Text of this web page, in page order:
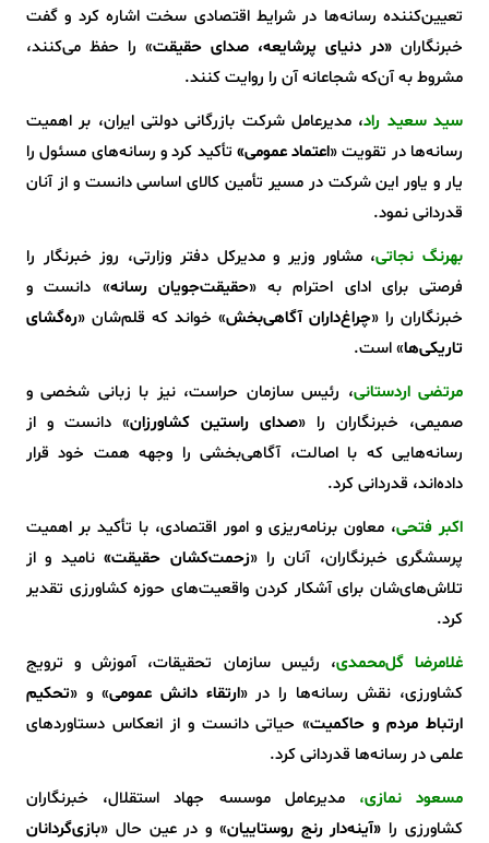
تعیین‌کننده رسانه‌ها در شرایط اقتصادی سخت اشاره کرد و گفت
خبرنگاران «در دنیای پرشایعه، صدای حقیقت» را حفظ می‌کنند،
مشروط به آن‌که شجاعانه آن را روایت کنند.
سید سعید راد، مدیرعامل شرکت بازرگانی دولتی ایران، بر اهمیت
رسانه‌ها در تقویت «اعتماد عمومی» تأکید کرد و رسانه‌های مسئول را
یار و یاور این شرکت در مسیر تأمین کالای اساسی دانست و از آنان
قدردانی نمود.
بهرنگ نجاتی، مشاور وزیر و مدیرکل دفتر وزارتی، روز خبرنگار را
فرصتی برای ادای احترام به «حقیقت‌جویان رسانه» دانست و
خبرنگاران را «چراغ‌داران آگاهی‌بخش» خواند که قلم‌شان «ره‌گشای
تاریکی‌ها» است.
مرتضی اردستانی، رئیس سازمان حراست، نیز با زبانی شخصی و
صمیمی، خبرنگاران را «صدای راستین کشاورزان» دانست و از
رسانه‌هایی که با اصالت، آگاهی‌بخشی را وجهه همت خود قرار
داده‌اند، قدردانی کرد.
اکبر فتحی، معاون برنامه‌ریزی و امور اقتصادی، با تأکید بر اهمیت
پرسشگری خبرنگاران، آنان را «زحمت‌کشان حقیقت»نامید و از
تلاش‌های‌شان برای آشکار کردن واقعیت‌های حوزه کشاورزی تقدیر
کرد.
غلامرضا گل‌محمدی، رئیس سازمان تحقیقات، آموزش و ترویج
کشاورزی، نقش رسانه‌ها را در «ارتقاء دانش عمومی» و «تحکیم
ارتباط مردم و حاکمیت» حیاتی دانست و از انعکاس دستاوردهای
علمی در رسانه‌ها قدردانی کرد.
مسعود نمازی، مدیرعامل موسسه جهاد استقلال، خبرنگاران
کشاورزی را «آینه‌دار رنج روستاییان» و در عین حال «بازی‌گردانان